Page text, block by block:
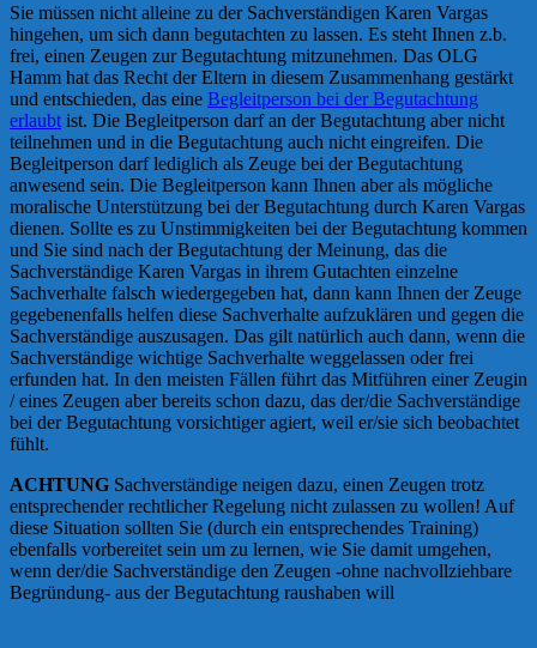
Sie müssen nicht alleine zu der Sachverständigen Karen Vargas
hingehen, um sich dann begutachten zu lassen. Es steht Ihnen z.b.
frei, einen Zeugen zur Begutachtung mitzunehmen. Das OLG
Hamm hat das Recht der Eltern in diesem Zusammenhang gestärkt
und entschieden, das eine Begleitperson bei der Begutachtung
erlaubt ist. Die Begleitperson darf an der Begutachtung aber nicht
teilnehmen und in die Begutachtung auch nicht eingreifen. Die
Begleitperson darf lediglich als Zeuge bei der Begutachtung
anwesend sein. Die Begleitperson kann Ihnen aber als mögliche
moralische Unterstützung bei der Begutachtung durch Karen Vargas
dienen. Sollte es zu Unstimmigkeiten bei der Begutachtung kommen
und Sie sind nach der Begutachtung der Meinung, das die
Sachverständige Karen Vargas in ihrem Gutachten einzelne
Sachverhalte falsch wiedergegeben hat, dann kann Ihnen der Zeuge
gegebenenfalls helfen diese Sachverhalte aufzuklären und gegen die
Sachverständige auszusagen. Das gilt natürlich auch dann, wenn die
Sachverständige wichtige Sachverhalte weggelassen oder frei
erfunden hat. In den meisten Fällen führt das Mitführen einer Zeugin
/ eines Zeugen aber bereits schon dazu, das der/die Sachverständige
bei der Begutachtung vorsichtiger agiert, weil er/sie sich beobachtet
fühlt.
ACHTUNG Sachverständige neigen dazu, einen Zeugen trotz
entsprechender rechtlicher Regelung nicht zulassen zu wollen! Auf
diese Situation sollten Sie (durch ein entsprechendes Training)
ebenfalls vorbereitet sein um zu lernen, wie Sie damit umgehen,
wenn der/die Sachverständige den Zeugen -ohne nachvollziehbare
Begründung- aus der Begutachtung raushaben will